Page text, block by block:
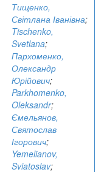
Тищенко,
Світлана Іванівна;
Tischenko,
Svetlana;
Пархоменко,
Олександр
Юрійович;
Parkhomenko,
Oleksandr;
Ємельянов,
Святослав
Ігорович;
Yemelianov,
Sviatoslav;